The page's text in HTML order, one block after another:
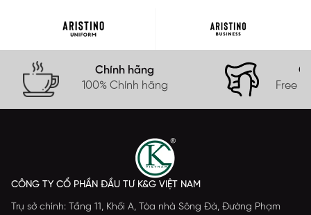
Chính hãng
100% Chính hãng
Free
CÔNG TY CỔ PHẦN ĐẦU TƯ K&G VIỆT NAM
Trụ sở chính: Tầng 11, Khối A, Tòa nhà Sông Đà, Đường Phạm